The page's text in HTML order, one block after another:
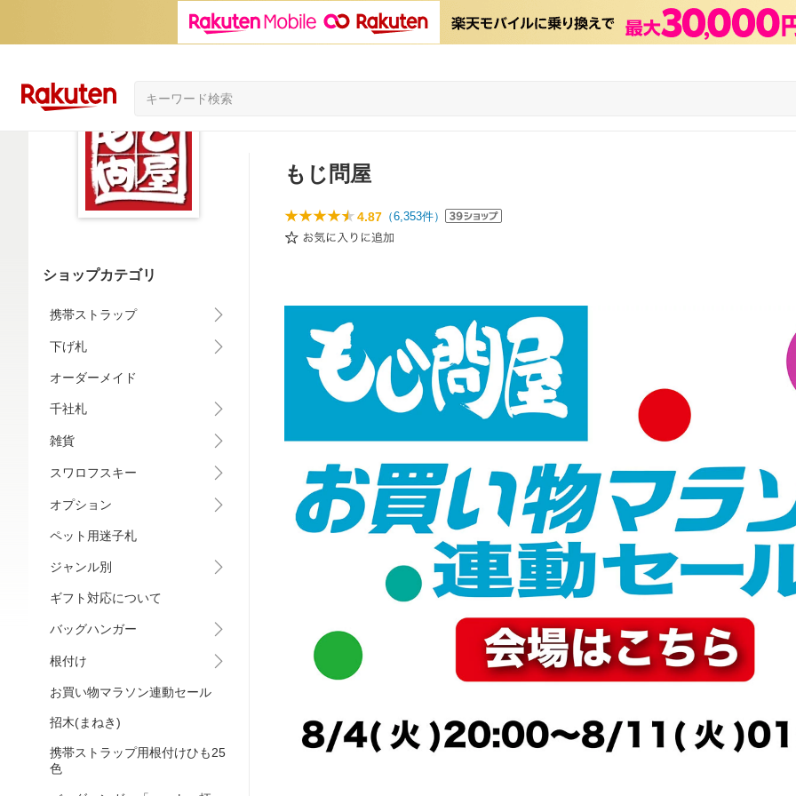
ショップカテゴリ
携帯ストラップ
下げ札
オーダーメイド
千社札
雑貨
スワロフスキー
オプション
ペット用迷子札
ジャンル別
ギフト対応について
バッグハンガー
根付け
お買い物マラソン連動セール
招木(まねき)
携帯ストラップ用根付けひも25
色
もじ問屋
4.87 （6,353件）